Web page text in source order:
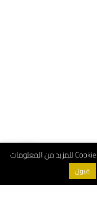
هذا الموقع يستخدم ملف تعريف الارتباط Cookie للمزيد من المعلومات
قبول